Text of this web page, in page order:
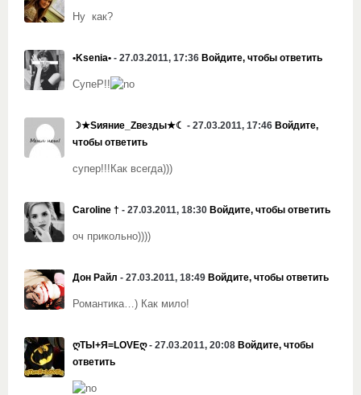
Ну как?
•Ksenia• - 27.03.2011, 17:36 Войдите, чтобы ответить
СупеР!!
☽★Sияние_Zвезды★☾ - 27.03.2011, 17:46 Войдите,
чтобы ответить
супер!!!Как всегда)))
Caroline † - 27.03.2011, 18:30 Войдите, чтобы ответить
оч прикольно))))
Дон Райл - 27.03.2011, 18:49 Войдите, чтобы ответить
Романтика…) Как мило!
ღТЫ+Я=LOVEღ- 27.03.2011, 20:08 Войдите, чтобы
ответить